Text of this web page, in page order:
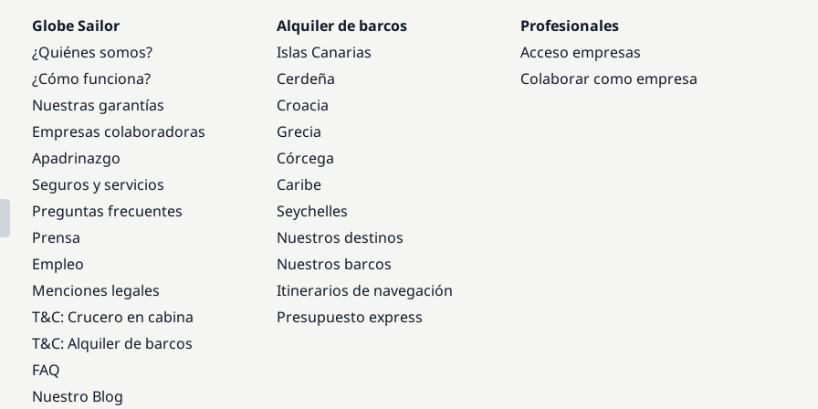
Globe Sailor
¿Quiénes somos?
¿Cómo funciona?
Nuestras garantías
Empresas colaboradoras
Apadrinazgo
Seguros y servicios
Preguntas frecuentes
Prensa
Empleo
Menciones legales
T&C: Crucero en cabina
T&C: Alquiler de barcos
FAQ
Nuestro Blog
Alquiler de barcos
Islas Canarias
Cerdeña
Croacia
Grecia
Córcega
Caribe
Seychelles
Nuestros destinos
Nuestros barcos
Itinerarios de navegación
Presupuesto express
Profesionales
Acceso empresas
Colaborar como empresa